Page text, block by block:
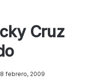
Cruz
8 febrero, 2009